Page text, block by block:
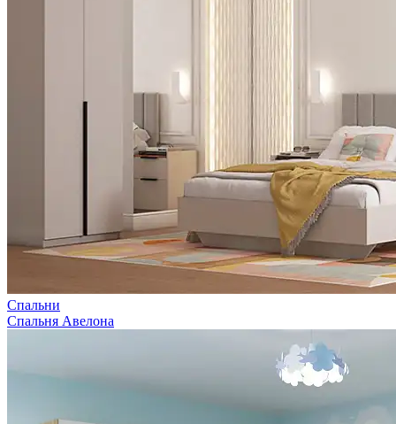
Спальни
Спальня Авелона